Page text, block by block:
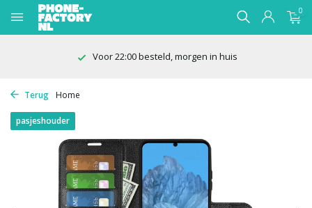
0
Voor 22:00 besteld, morgen in huis
Terug Home
pasjeshouder